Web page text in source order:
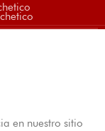
en nuestro sitio